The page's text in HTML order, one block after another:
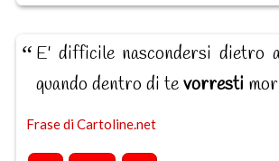
E' difficile nascondersi dietro
quando dentro di tevorresti
Frase di Cartoline.net